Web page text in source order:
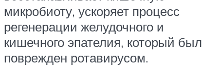
микробиоту, ускоряет процесс
регенерации желудочного и
кишечного эпателия, который был
поврежден ротавирусом.